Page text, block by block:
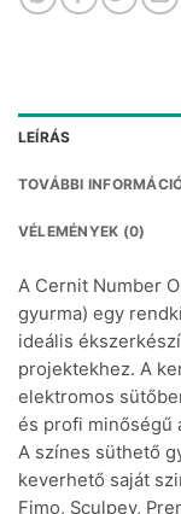
LEÍRÁS
TOVÁBBI
VÉLEMÉNYEK (0)
A Cernit Number
gyurma) egy
ideális
projektekhez. A
elektromos
és profi minőségű
A színes süthető
keverhető saját
Fimo, Sculpey,